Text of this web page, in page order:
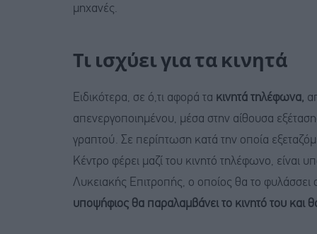
μηχανές.
Τι ισχύει για τα κινητά
Ειδικότερα, σε ό,τι αφορά τα κινητά τηλέφωνα,
απενεργοποιημένου, μέσα στην αίθουσα
γραπτού. Σε περίπτωση κατά την οποία
Κέντρο φέρει μαζί του κινητό τηλέφωνο, είναι
Λυκειακής Επιτροπής, ο οποίος θα το φυλάσσει
υποψήφιος θα παραλαμβάνει το κινητό του και